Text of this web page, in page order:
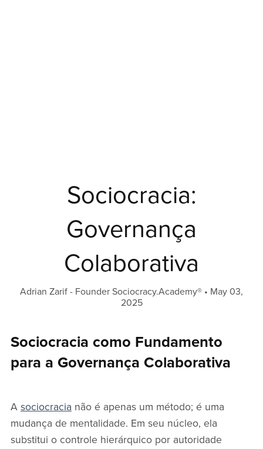
Sociocracia:
Governança
Colaborativa
Adrian Zarif - Founder Sociocracy.Academy®
May 03,
2025
Sociocracia como Fundamento
para a Governança Colaborativa
A sociocracia não é apenas um método; é uma
mudança de mentalidade. Em seu núcleo, ela
substitui o controle hierárquico por autoridade